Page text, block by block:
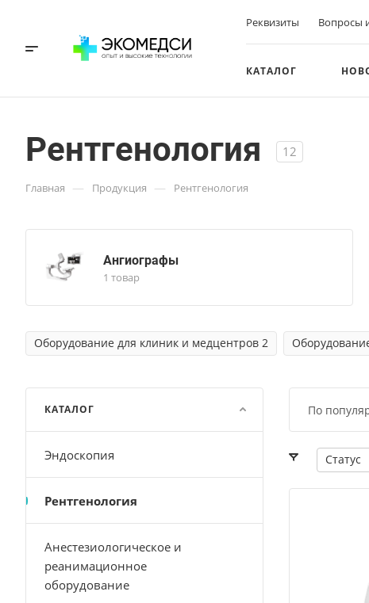
Реквизиты Вопросы
КАТАЛОГ
Рентгенология 12
Главная — Продукция — Рентгенология
Ангиографы
1 товар
Оборудование для клиник и медцентров 2
По
Статус
КАТАЛОГ
Эндоскопия
Рентгенология
Анестезиологическое и
реанимационное
оборудование